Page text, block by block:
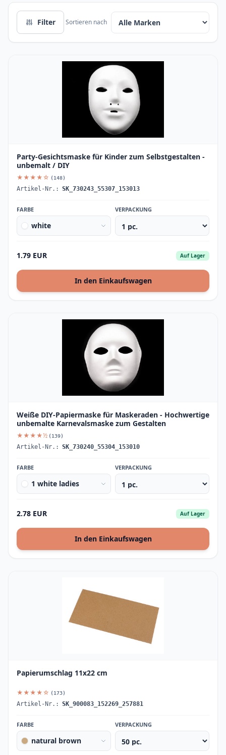
Filter Sortieren nach
Party-Gesichtsmaske für Kinder zum Selbstgestalten -
unbemalt / DIY
★★★★☆ (148)
Artikel-Nr.: SK_730243_55307_153013
FARBE
white
VERPACKUNG
1.79 EUR Auf Lager
In den Einkaufswagen
Weiße DIY-Papiermaske für Maskeraden - Hochwertige
unbemalte Karnevalsmaske zum Gestalten
★★★★½ (139)
Artikel-Nr.: SK_730240_55304_153010
FARBE
1 white ladies
VERPACKUNG
2.78 EUR Auf Lager
In den Einkaufswagen
Papierumschlag 11x22 cm
★★★★☆ (173)
Artikel-Nr.: SK_900083_152269_257881
FARBE
natural brown
VERPACKUNG